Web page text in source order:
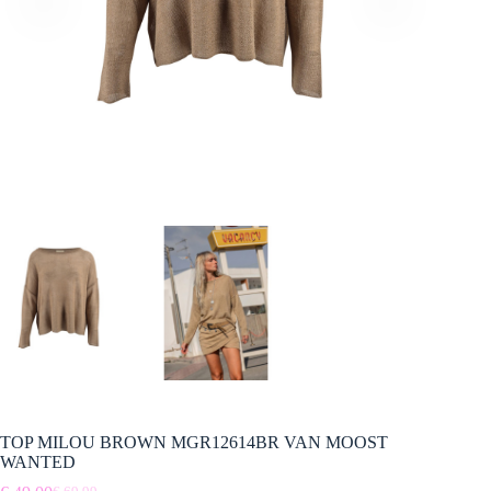
TOP MILOU BROWN MGR12614BR VAN MOOST
WANTED